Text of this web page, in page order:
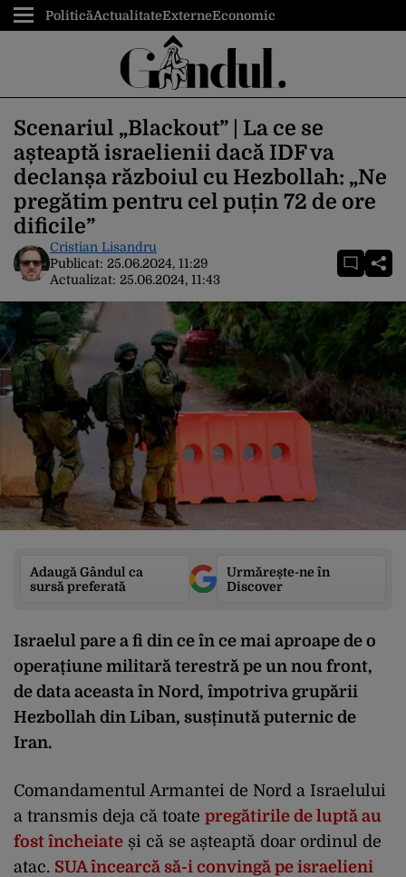
PoliticăActualitateExterneEconomic
Scenariul „Blackout” | La ce se
așteaptă israelienii dacă IDF va
declanșa războiul cu Hezbollah: „Ne
pregătim pentru cel puțin 72 de ore
dificile”
Cristian Lisandru
Publicat: 25.06.2024, 11:29
Actualizat: 25.06.2024, 11:43
Adaugă Gândul ca
sursă preferată
Urmărește-ne în
Discover
Israelul pare a fi din ce în ce mai aproape de o
operațiune militară terestră pe un nou front,
de data aceasta în Nord, împotriva grupării
Hezbollah din Liban, susținută puternic de
Iran.
Comandamentul Armantei de Nord a Israelului
a transmis deja că toate pregătirile de luptă au
fost încheiate și că se așteaptă doar ordinul de
atac. SUA încearcă să-i convingă pe israelieni